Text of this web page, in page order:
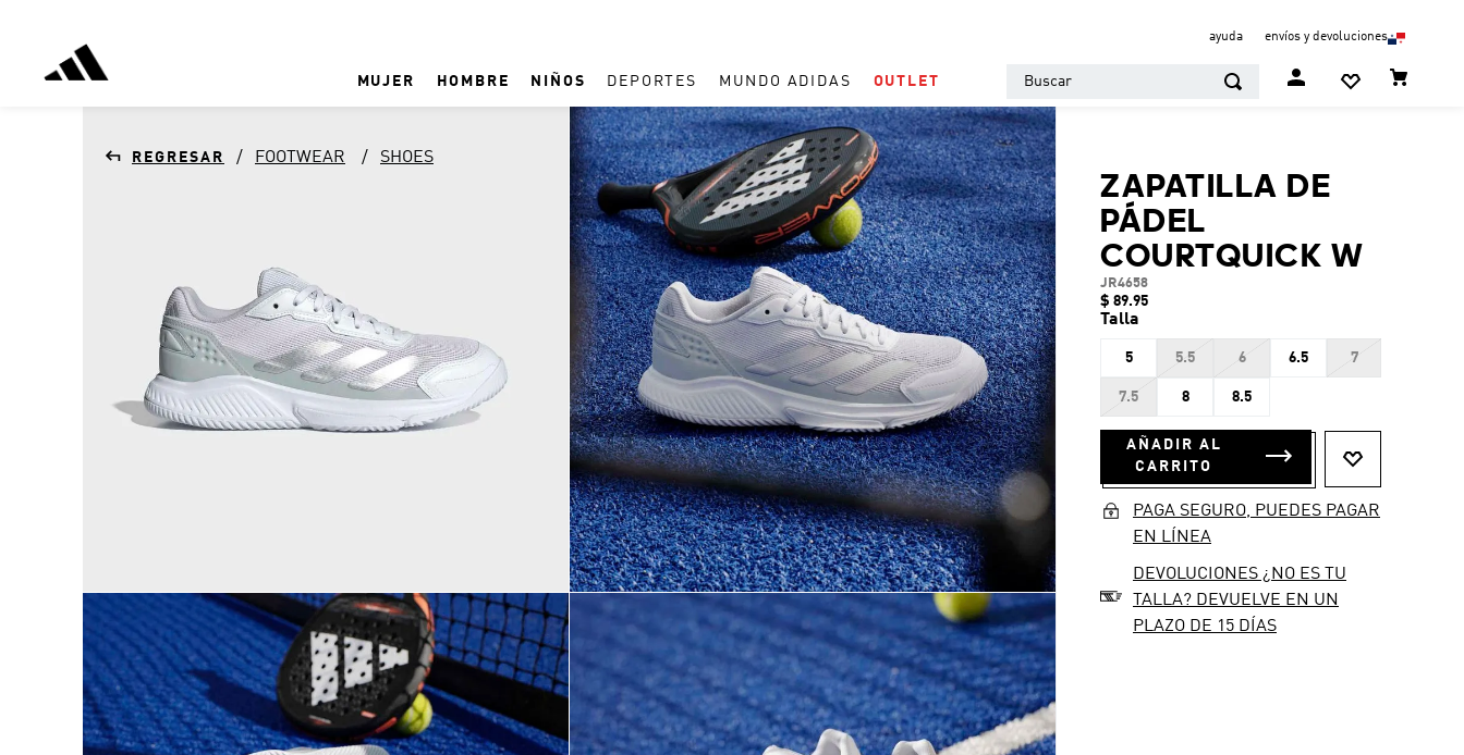
ayuda envíos y devoluciones
MUJER HOMBRE NIÑOS DEPORTES MUNDO ADIDAS OUTLET Buscar
FOOTWEAR SHOES
ZAPATILLA DE
PÁDEL
COURTQUICK W
JR4658
$ 89.95
Talla
5 5.5 6 6.5 7
7.5 8 8.5
AÑADIR AL
CARRITO
PAGA SEGURO, PUEDES PAGAR
EN LÍNEA
DEVOLUCIONES ¿NO ES TU
TALLA? DEVUELVE EN UN
PLAZO DE 15 DÍAS
TÉRMINOS MÁS BUSCADOS
1. ESPAÑA
2. REAL MADRID
3. ZAPATILLAS
4. ARGENTINA
5. TACOS
6. F50
7. TAQUILLOS
8. PREDATOR
9. CAMPUS
10. DROPSET